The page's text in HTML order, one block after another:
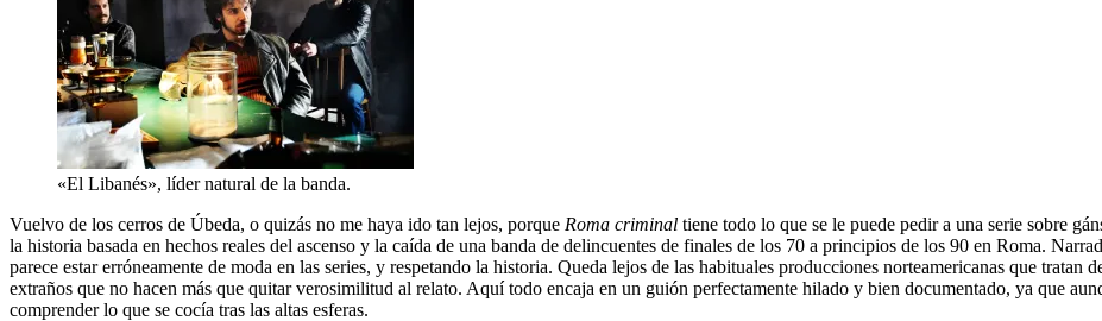
«El Libanés», líder natural de la banda.
Vuelvo de los cerros de Úbeda, o quizás no me haya ido tan lejos, porque Roma criminal tiene todo lo que se le puede pedir a una serie sobre
la historia basada en hechos reales del ascenso y la caída de una banda de delincuentes de finales de los 70 a principios de los 90 en Roma.
parece estar erróneamente de moda en las series, y respetando la historia. Queda lejos de las habituales producciones norteamericanas que tratan
extraños que no hacen más que quitar verosimilitud al relato. Aquí todo encaja en un guión perfectamente hilado y bien documentado, ya que
comprender lo que se cocía tras las altas esferas.